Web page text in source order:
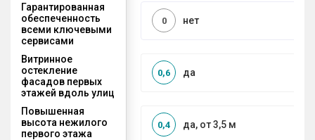
Гарантированная
обеспеченность
всеми ключевыми
сервисами
нет
0
Витринное
остекление
фасадов первых
этажей вдоль улиц
да
0,6
Повышенная
высота нежилого
первого этажа
да, от 3,5 м
0,4